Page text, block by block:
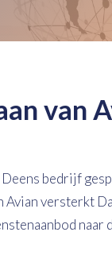
van
Deens bedrijf
Avian versterkt
naar